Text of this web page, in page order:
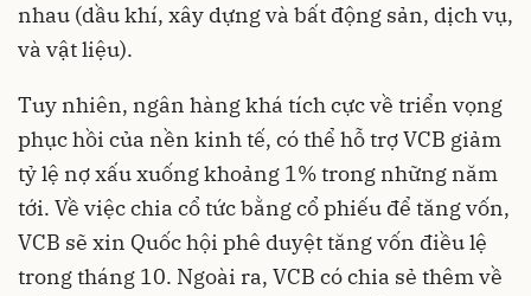
nhau (dầu khí, xây dựng và bất động sản, dịch vụ,
và vật liệu).
Tuy nhiên, ngân hàng khá tích cực về triển vọng
phục hồi của nền kinh tế, có thể hỗ trợ VCB giảm
tỷ lệ nợ xấu xuống khoảng 1% trong những năm
tới. Về việc chia cổ tức bằng cổ phiếu để tăng vốn,
VCB sẽ xin Quốc hội phê duyệt tăng vốn điều lệ
trong tháng 10. Ngoài ra, VCB có chia sẻ thêm về